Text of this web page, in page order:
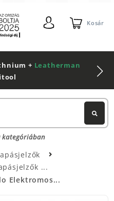
Kosár
+ Leatherman
kategóriában
Elektromos...